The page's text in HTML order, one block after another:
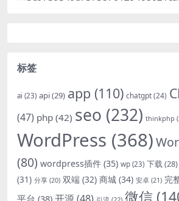
标签
ai (23) api(29) app (110) chatgpt(24)
(47) php (42) seo (232) thinkphp
WordPress (368)
(80) wordpress插件 (35) wp (23) 下载(28)
(31) 分享 (20) 双端 (32) 商城 (34) 安卓 (21) 完
平台 (38) 微信